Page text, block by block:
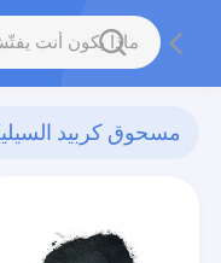
مسحوق كربيد